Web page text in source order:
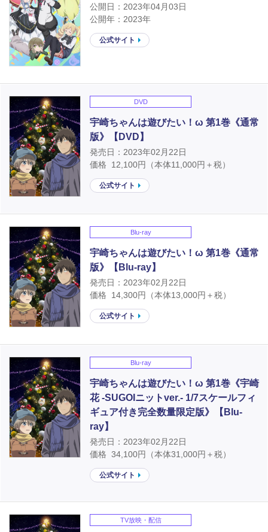
公開日：2023年04月03日
公開年：2023年
公式サイト
DVD
宇崎ちゃんは遊びたい！ω 第1巻《通常
版》【DVD】
発売日：2023年02月22日
価格 12,100円（本体11,000円＋税）
公式サイト
Blu-ray
宇崎ちゃんは遊びたい！ω 第1巻《通常
版》【Blu-ray】
発売日：2023年02月22日
価格 14,300円（本体13,000円＋税）
公式サイト
Blu-ray
宇崎ちゃんは遊びたい！ω 第1巻《宇崎
花 -SUGOIニットver.- 1/7スケールフィ
ギュア付き完全数量限定版》【Blu-
ray】
発売日：2023年02月22日
価格 34,100円（本体31,000円＋税）
公式サイト
TV放映・配信